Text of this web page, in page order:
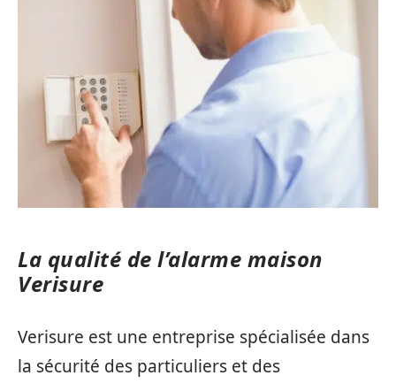
La qualité de l’alarme maison
Verisure
Verisure est une entreprise spécialisée dans
la sécurité des particuliers et des